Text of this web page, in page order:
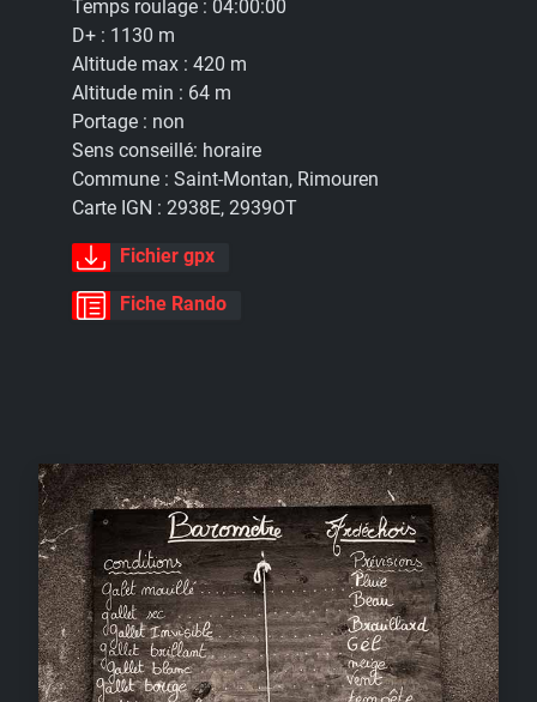
Temps roulage : 04:00:00
D+ : 1130 m
Altitude max : 420 m
Altitude min : 64 m
Portage : non
Sens conseillé: horaire
Commune : Saint-Montan, Rimouren
Carte IGN : 2938E, 2939OT
Fichier gpx
Fiche Rando